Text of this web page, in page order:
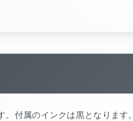
。付属のインクは黒となります。